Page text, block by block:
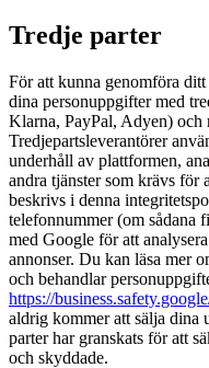
Tredje parter
För att kunna genomföra
dina personuppgifter med
Klarna, PayPal, Adyen) och
Tredjepartsleverantörer
underhåll av plattformen,
andra tjänster som krävs för
beskrivs i denna
telefonnummer (om sådana
med Google för att
annonser. Du kan läsa mer
och behandlar
https://
aldrig kommer att sälja dina
parter har granskats för att
och skyddade.